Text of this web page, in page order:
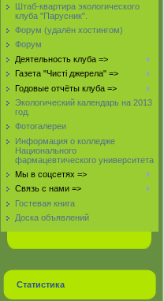
Штаб-квартира экологического
клуба "Парусник".
Форум (удалён хостингом)
Форум
Деятельность клуба =>
Газета "Чисті джерела" =>
Годовые отчёты клуба =>
Экологический календарь на 2013
год.
Фотогалереи
Информация о колледже
Национального
фармацевтического университета
Мы в соцсетях =>
Связь с нами =>
Гостевая книга
Доска объявлений
Статистика